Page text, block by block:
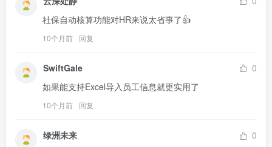
社保自动核算功能对HR来说太省事了👍
10个月前 回复
SwiftGale
0
如果能支持Excel导入员工信息就更实用了
10个月前 回复
绿洲未来
0